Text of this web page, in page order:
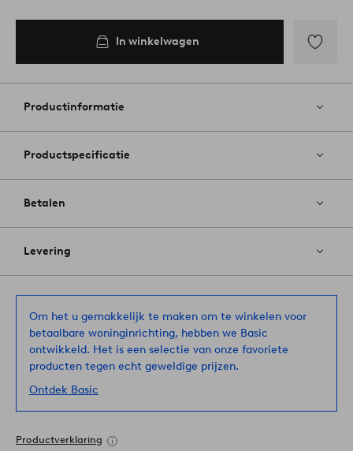
In winkelwagen
aan
Productinformatie
Productspecificatie
Betalen
Levering
Om het u gemakkelijk te maken om te winkelen voor
betaalbare woninginrichting, hebben we Basic
ontwikkeld. Het is een selectie van onze favoriete
producten tegen echt geweldige prijzen.
Ontdek Basic
Productverklaring